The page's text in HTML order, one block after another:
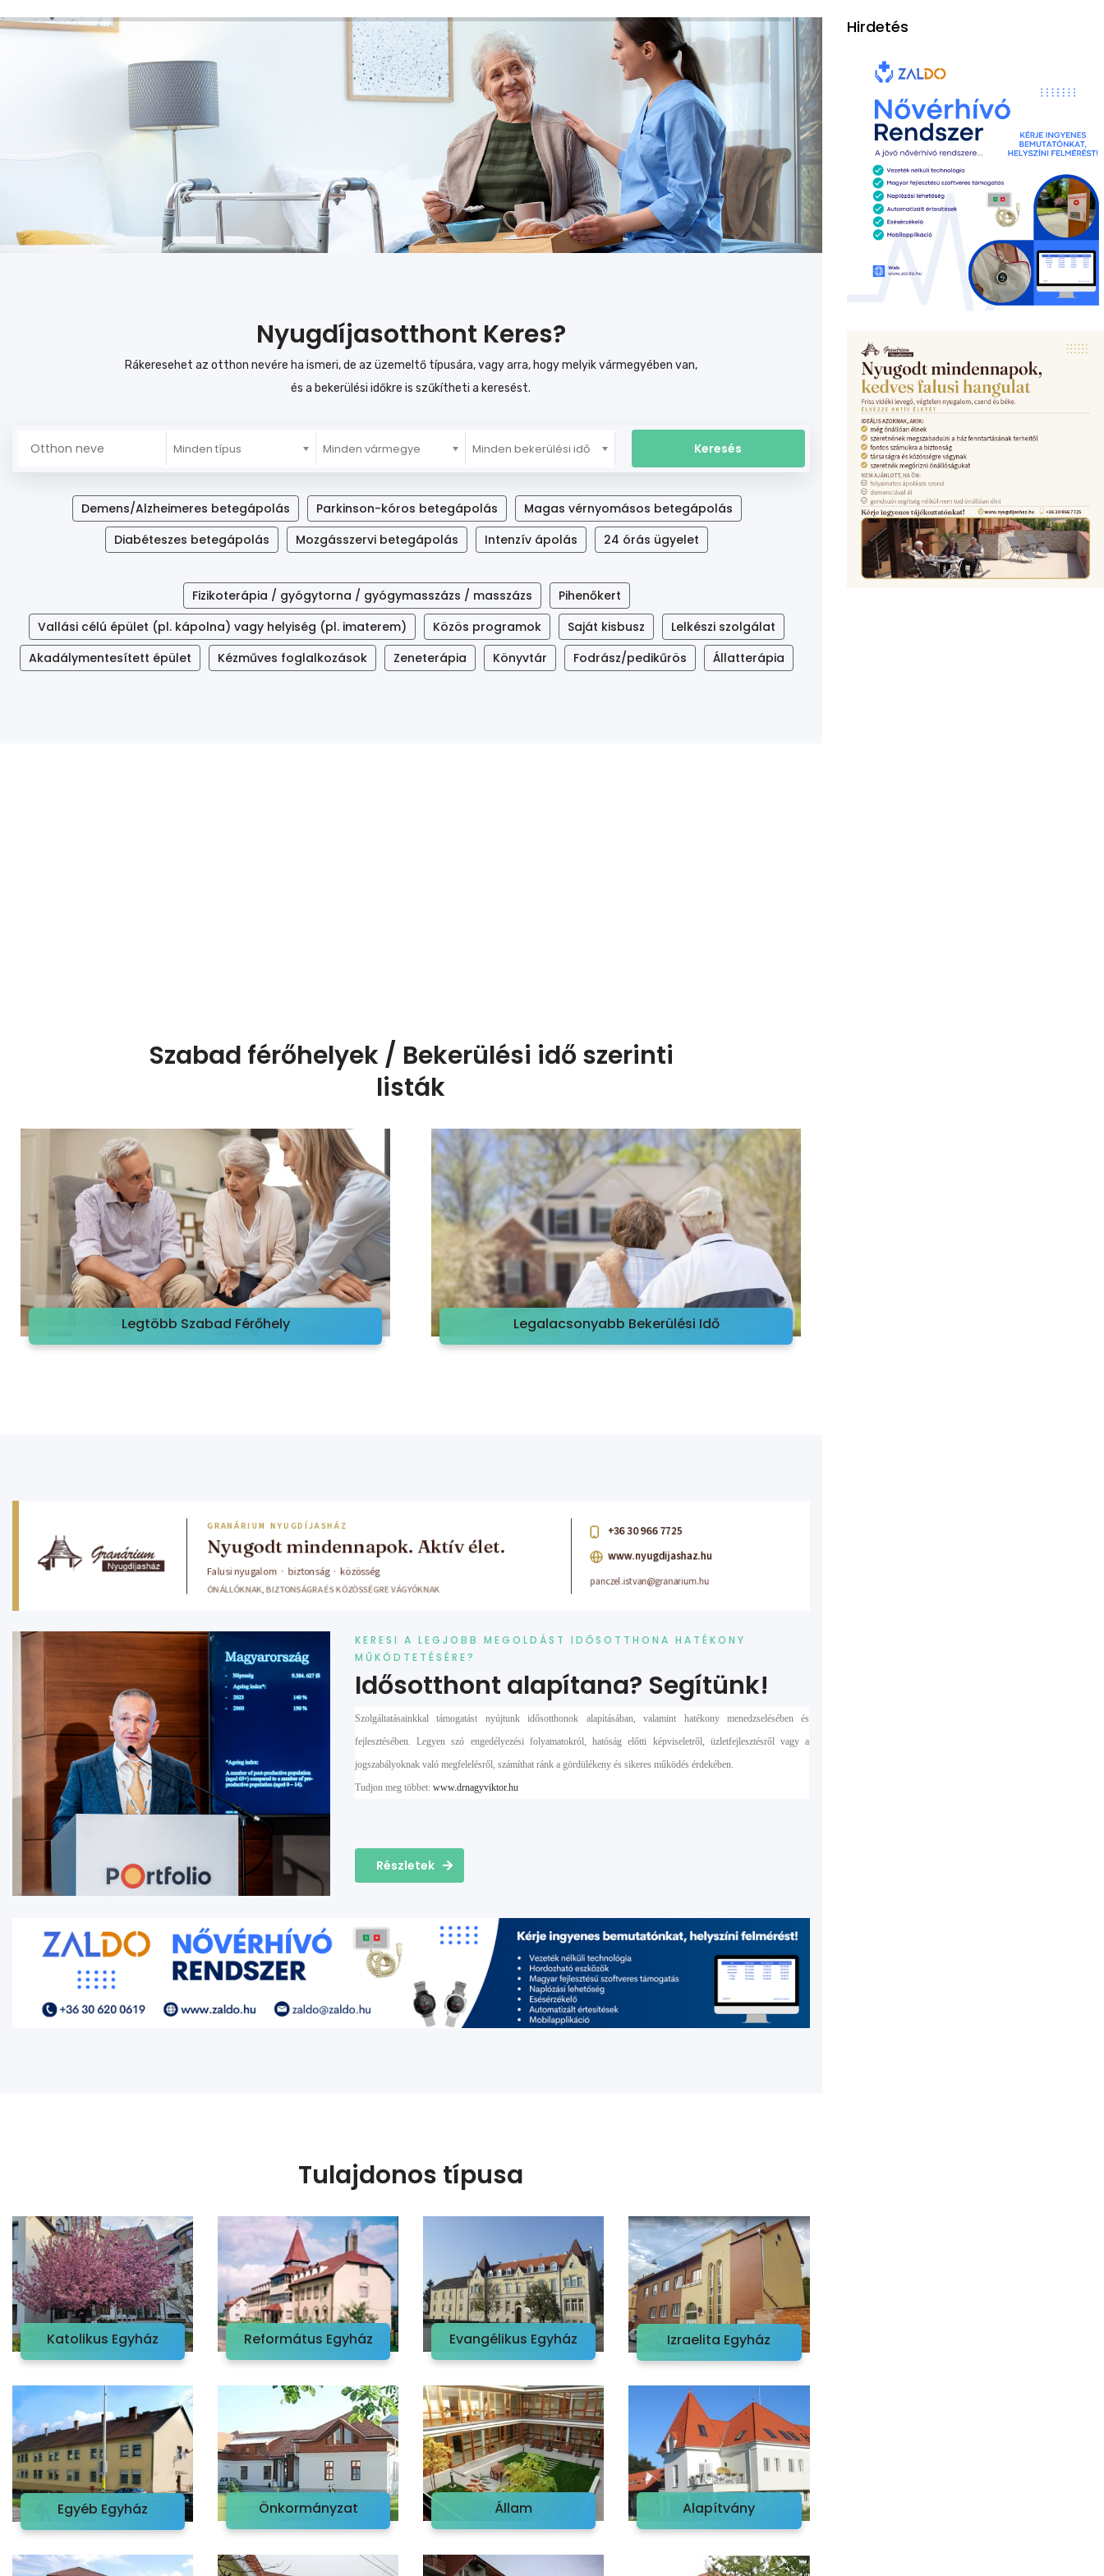
Nyugdíjasotthont Keres?
Rákeresehet az otthon nevére ha ismeri, de az üzemeltő típusára, vagy arra, hogy melyik vármegyében van,
és a bekerülési időkre is szűkítheti a keresést.
Minden típus Minden vármegye Minden bekerülési idő
Demens/Alzheimeres betegápolás Parkinson-kóros betegápolás
Magas vérnyomásos betegápolás
Diabéteszes betegápolás
Mozgásszervi betegápolás Intenzív ápolás 24 órás ügyelet
Fizikoterápia / gyógytorna / gyógymasszázs / masszázs
Pihenőkert
Vallási célú épület (pl. kápolna) vagy helyiség (pl. imaterem)
Közös programok Saját kisbusz
Lelkészi szolgálat
Akadálymentesített épület
Kézműves foglalkozások Zeneterápia Könyvtár Fodrász/pedikűrös Állatterápia
Szabad férőhelyek / Bekerülési idő szerinti
listák
Legtöbb Szabad Férőhely Legalacsonyabb Bekerülési Idő
KERESI A LEGJOBB MEGOLDÁST IDŐSOTTHONA HATÉKONY
MŰKÖDTETÉSÉRE?
Idősotthont alapítana? Segítünk!
Szolgáltatásainkkal támogatást nyújtunk idősotthonok alapításában, valamint hatékony menedzselésében és
fejlesztésében. Legyen szó engedélyezési folyamatokról, hatóság előtti képviseletről, üzletfejlesztésről vagy a
jogszabályoknak való megfelelésről, számíthat ránk a gördülékeny és sikeres működés érdekében.
Tudjon meg többet: www.drnagyviktor.hu
Részletek
Tulajdonos típusa
Katolikus Egyház Református Egyház Evangélikus Egyház Izraelita Egyház
Egyéb Egyház Önkormányzat Állam Alapítvány
Hirdetés